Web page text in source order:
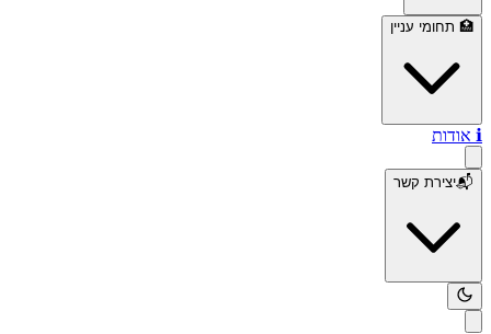
🏥 תחומי עניין
ℹ️ אודות
📬יצירת קשר